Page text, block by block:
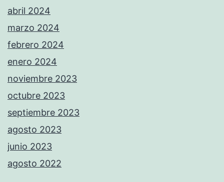
abril 2024
marzo 2024
febrero 2024
enero 2024
noviembre 2023
octubre 2023
septiembre 2023
agosto 2023
junio 2023
agosto 2022